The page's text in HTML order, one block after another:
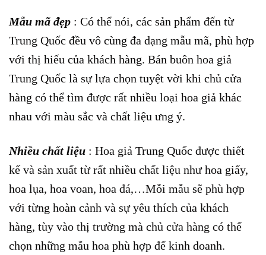
Mẫu mã đẹp : Có thể nói, các sản phẩm đến từ
Trung Quốc đều vô cùng đa dạng mẫu mã, phù hợp
với thị hiếu của khách hàng. Bán buôn hoa giả
Trung Quốc là sự lựa chọn tuyệt vời khi chủ cửa
hàng có thể tìm được rất nhiều loại hoa giả khác
nhau với màu sắc và chất liệu ưng ý.
Nhiều chất liệu : Hoa giả Trung Quốc được thiết
kế và sản xuất từ rất nhiều chất liệu như hoa giấy,
hoa lụa, hoa voan, hoa đá,…Mỗi mẫu sẽ phù hợp
với từng hoàn cảnh và sự yêu thích của khách
hàng, tùy vào thị trường mà chủ cửa hàng có thể
chọn những mẫu hoa phù hợp để kinh doanh.